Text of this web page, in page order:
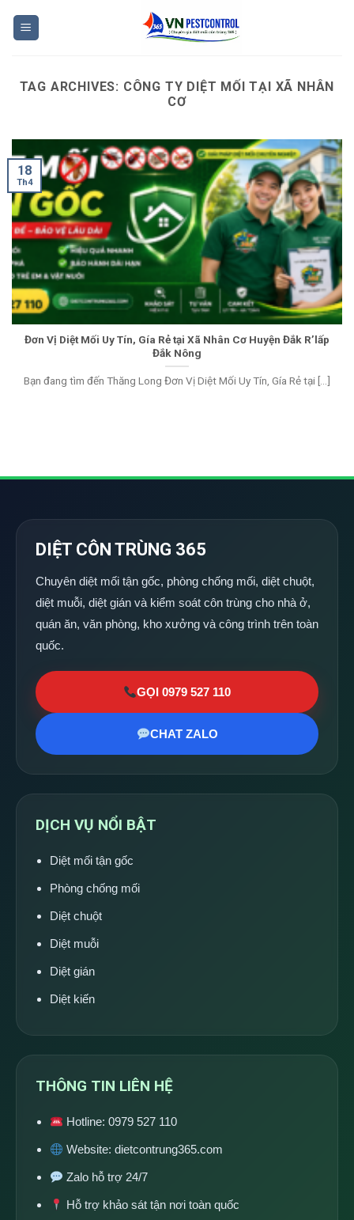
TAG ARCHIVES: CÔNG TY DIỆT MỐI TẠI XÃ NHÂN
CƠ
Đơn Vị Diệt Mối Uy Tín, Gía Rẻ tại Xã Nhân Cơ Huyện Đắk R’lấp
Đắk Nông
Bạn đang tìm đến Thăng Long Đơn Vị Diệt Mối Uy Tín, Gía Rẻ tại [...]
18
Th4
DIỆT CÔN TRÙNG 365
Chuyên diệt mối tận gốc, phòng chống mối, diệt chuột,
diệt muỗi, diệt gián và kiểm soát côn trùng cho nhà ở,
quán ăn, văn phòng, kho xưởng và công trình trên toàn
quốc.
GỌI 0979 527 110
CHAT ZALO
DỊCH VỤ NỔI BẬT
Diệt mối tận gốc
Phòng chống mối
Diệt chuột
Diệt muỗi
Diệt gián
Diệt kiến
THÔNG TIN LIÊN HỆ
Hotline:0979 527 110
Website:dietcontrung365.com
Zalo hỗ trợ 24/7
Hỗ trợ khảo sát tận nơi toàn quốc